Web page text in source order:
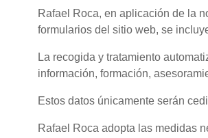
Rafael Roca, en aplicación de la
formularios del sitio web, se
La recogida y tratamiento
información, formación,
Estos datos únicamente serán
Rafael Roca adopta las medidas